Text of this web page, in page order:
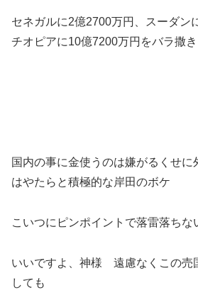
セネガルに2億2700万円、スーダン
チオピアに10億7200万円をバラ撒き
国内の事に金使うのは嫌がるくせに
はやたらと積極的な岸田のボケ
こいつにピンポイントで落雷落ちな
いいですよ、神様 遠慮なくこの売
しても